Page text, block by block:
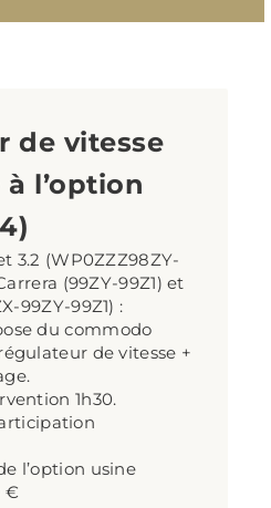
de vitesse
l’option
3.2 (WP0ZZZ98ZY-
(99ZY-99Z1) et
99ZY-99Z1) :
du commodo
de vitesse +
1h30.
l’option usine
€